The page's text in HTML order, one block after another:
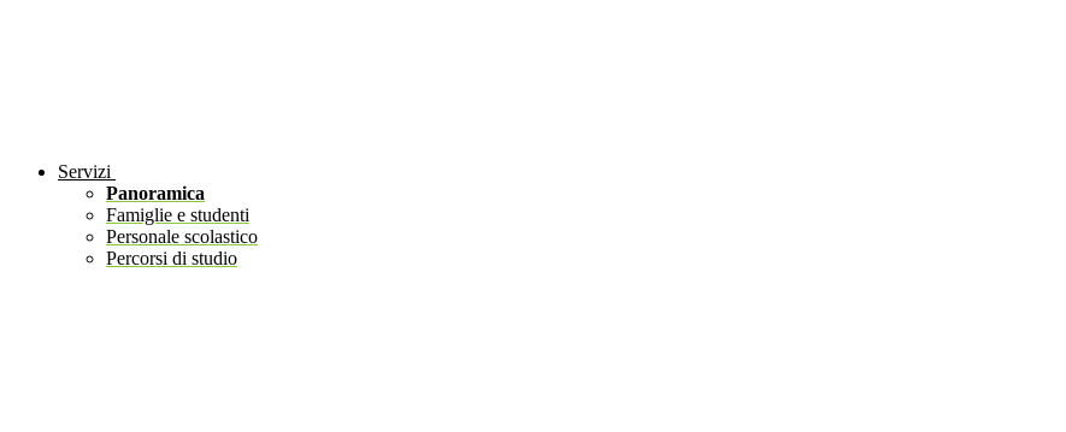
Servizi
Panoramica
Famiglie e studenti
Personale scolastico
Percorsi di studio